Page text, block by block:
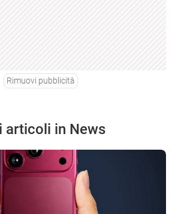
Rimuovi pubblicità
articoli in News